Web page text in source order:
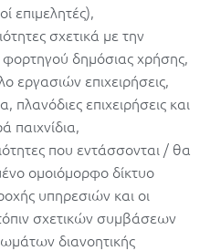
επιμελητές),
σχετικά με την
δημόσιας χρήσης,
εργασιών επιχειρήσεις,
πλανόδιες επιχειρήσεις και
παιχνίδια,
που εντάσσονται / θα
ομοιόμορφο δίκτυο
υπηρεσιών και οι
σχετικών συμβάσεων
διανοητικής